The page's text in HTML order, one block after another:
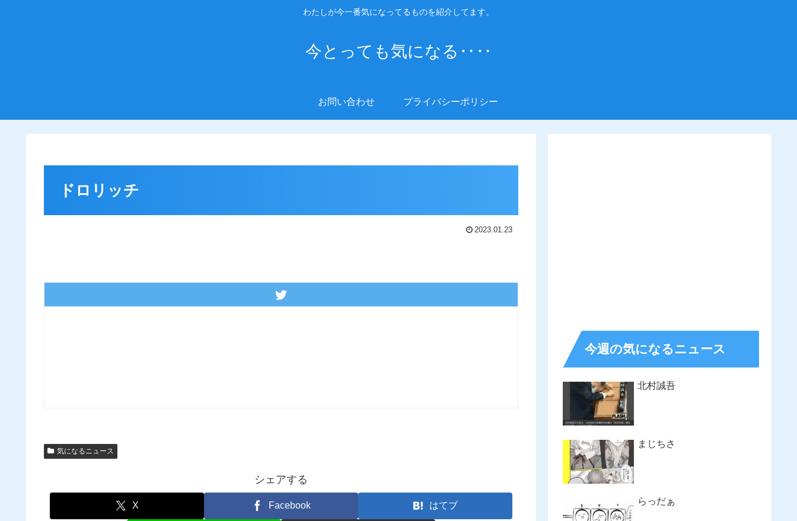
わたしが今一番気になってるものを紹介してます。
今とっても気になる‥‥
お問い合わせ プライバシーポリシー
ドロリッチ
2023.01.23
気になるニュース
シェアする
X Facebook はてブ
今週の気になるニュース
北村誠吾
まじちさ
らっだぁ